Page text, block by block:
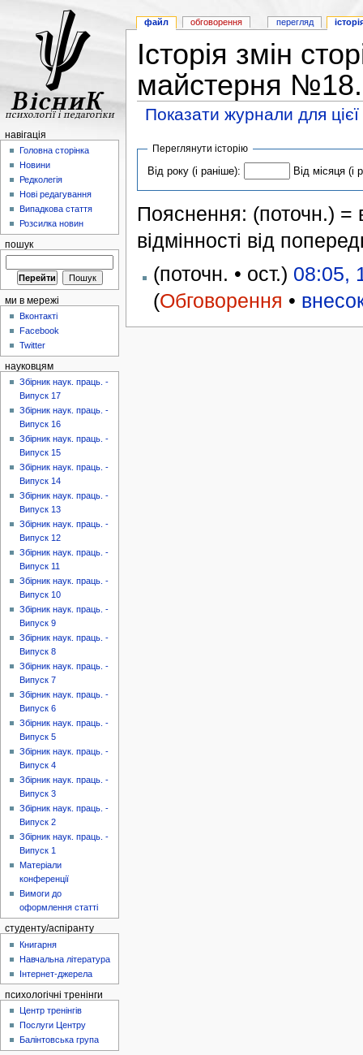
Історія змін
майстерня
Показати журнали для цієї
Переглянути історію
Від року (і раніше): Від місяця (і
Пояснення: (поточн.) =
відмінності від
(поточн. • ост.) 08:05,
(Обговорення •
файл обговорення перегляд
навігація
Головна сторінка
Новини
Редколегія
Нові редагування
Випадкова стаття
Розсилка новин
пошук
ми в мережі
Вконтакті
Facebook
Twitter
науковцям
Збірник наук. праць. -
Випуск 17
Збірник наук. праць. -
Випуск 16
Збірник наук. праць. -
Випуск 15
Збірник наук. праць. -
Випуск 14
Збірник наук. праць. -
Випуск 13
Збірник наук. праць. -
Випуск 12
Збірник наук. праць. -
Випуск 11
Збірник наук. праць. -
Випуск 10
Збірник наук. праць. -
Випуск 9
Збірник наук. праць. -
Випуск 8
Збірник наук. праць. -
Випуск 7
Збірник наук. праць. -
Випуск 6
Збірник наук. праць. -
Випуск 5
Збірник наук. праць. -
Випуск 4
Збірник наук. праць. -
Випуск 3
Збірник наук. праць. -
Випуск 2
Збірник наук. праць. -
Випуск 1
Матеріали
конференції
Вимоги до
оформлення статті
студенту/аспіранту
Книгарня
Навчальна література
Інтернет-джерела
психологічні тренінги
Центр тренінгів
Послуги Центру
Балінтовська група